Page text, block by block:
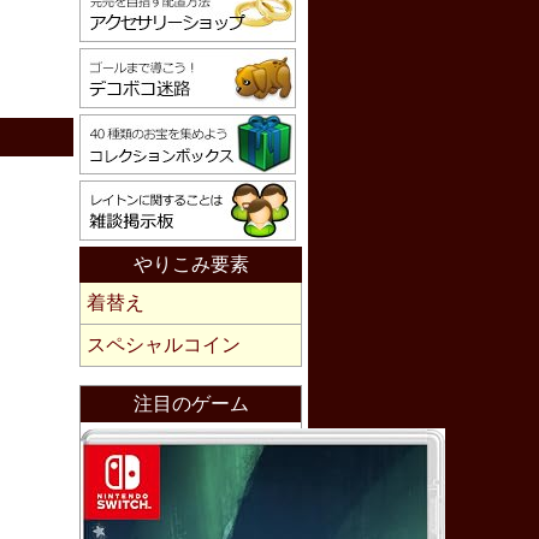
やりこみ要素
着替え
スペシャルコイン
注目のゲーム